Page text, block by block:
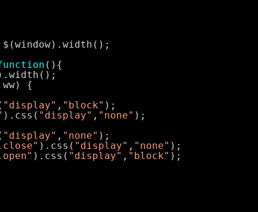
$(window).width();
(){
ww) {
"display" , "block" );
).css( "display" , "none" );
"display" , "none" );
).css( "display" , "none" );
).css( "display" , "block" );